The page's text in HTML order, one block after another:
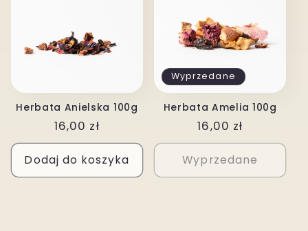
Herbata Anielska 100g
Cena
regularna
16,00 zł
Dodaj do koszyka
Wyprzedane
Herbata Amelia 100g
Cena
regularna
16,00 zł
Wyprzedane